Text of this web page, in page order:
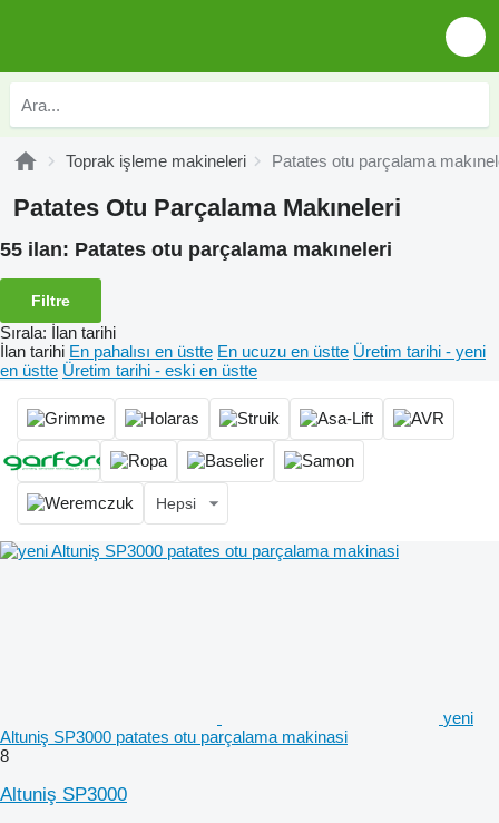
Toprak işleme makineleri Patates otu parçalama
Patates Otu Parçalama Makıneleri
55 ilan: Patates otu parçalama makıneleri
Filtre
Sırala: İlan tarihi
İlan tarihi En pahalısı en üstte En ucuzu en üstte Üretim tarihi - yeni
en üstte Üretim tarihi - eski en üstte
Hepsi
yeni
Altuniş SP3000 patates otu parçalama makinasi
8
Altuniş SP3000